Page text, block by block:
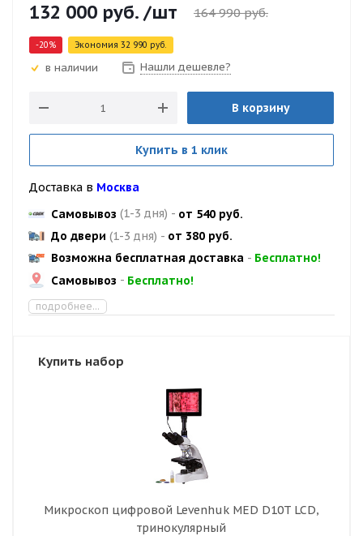
132 000 руб. /шт 164 990руб.
-20% Экономия 32 990 руб.
в наличии Нашли дешевле?
В корзину
Купить в 1 клик
Доставка в Москва
Самовывоз (1-3 дня) - от 540 руб.
До двери (1-3 дня) - от 380 руб.
Возможна бесплатная доставка - Бесплатно!
Самовывоз - Бесплатно!
подробнее...
Купить набор
Микроскоп цифровой Levenhuk MED D10T LCD,
тринокулярный